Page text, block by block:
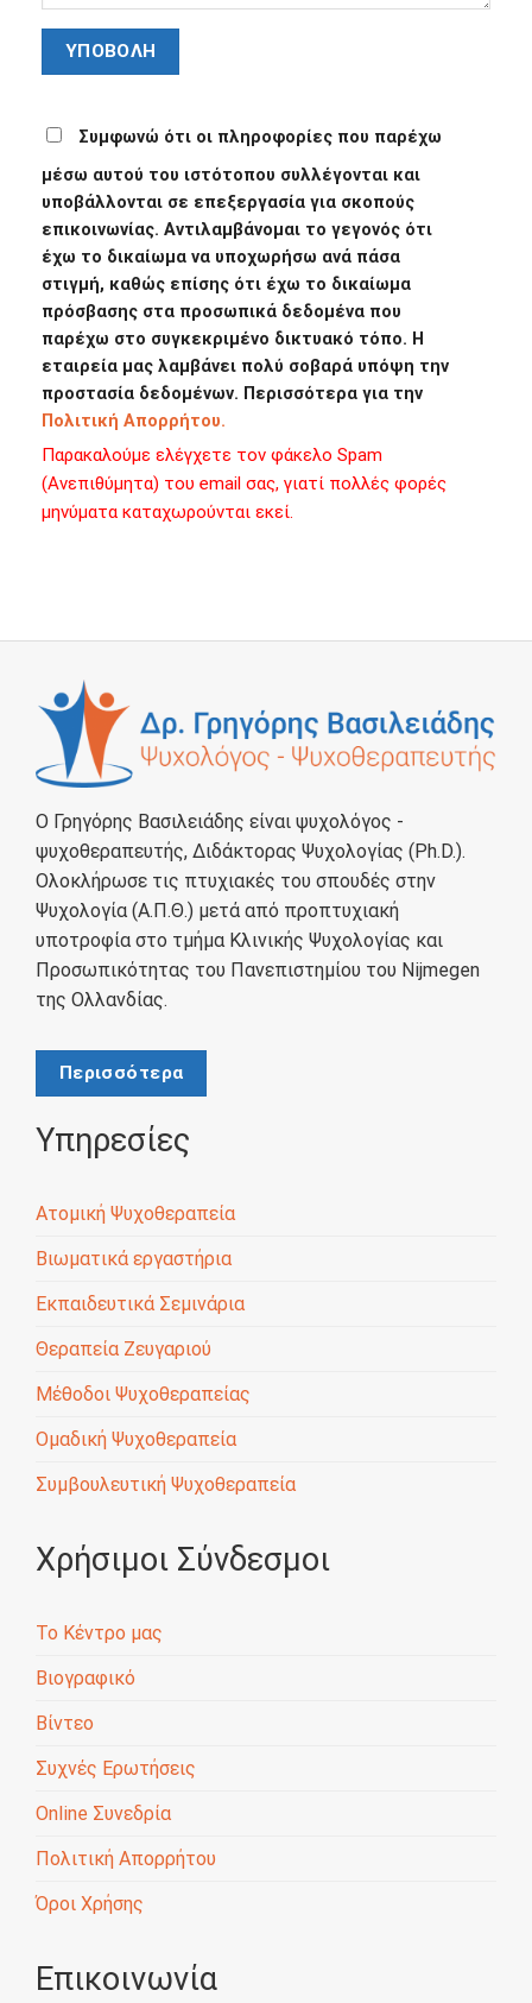
Συμφωνώ ότι οι πληροφορίες που παρέχω
μέσω αυτού του ιστότοπου συλλέγονται και
υποβάλλονται σε επεξεργασία για σκοπούς
επικοινωνίας. Αντιλαμβάνομαι το γεγονός ότι
έχω το δικαίωμα να υποχωρήσω ανά πάσα
στιγμή, καθώς επίσης ότι έχω το δικαίωμα
πρόσβασης στα προσωπικά δεδομένα που
παρέχω στο συγκεκριμένο δικτυακό τόπο. Η
εταιρεία μας λαμβάνει πολύ σοβαρά υπόψη την
προστασία δεδομένων. Περισσότερα για την
Πολιτική Απορρήτου.
Παρακαλούμε ελέγχετε τον φάκελο Spam
(Ανεπιθύμητα) του email σας, γιατί πολλές φορές
μηνύματα καταχωρούνται εκεί.
Ο Γρηγόρης Βασιλειάδης είναι ψυχολόγος -
ψυχοθεραπευτής, Διδάκτορας Ψυχολογίας (Ph.D.).
Ολοκλήρωσε τις πτυχιακές του σπουδές στην
Ψυχολογία (Α.Π.Θ.) μετά από προπτυχιακή
υποτροφία στο τμήμα Κλινικής Ψυχολογίας και
Προσωπικότητας του Πανεπιστημίου του Nijmegen
της Ολλανδίας.
Περισσότερα
Υπηρεσίες
Ατομική Ψυχοθεραπεία
Βιωματικά εργαστήρια
Εκπαιδευτικά Σεμινάρια
Θεραπεία Ζευγαριού
Μέθοδοι Ψυχοθεραπείας
Ομαδική Ψυχοθεραπεία
Συμβουλευτική Ψυχοθεραπεία
Χρήσιμοι Σύνδεσμοι
Το Κέντρο μας
Βιογραφικό
Βίντεο
Συχνές Ερωτήσεις
Online Συνεδρία
Πολιτική Απορρήτου
Όροι Χρήσης
Επικοινωνία